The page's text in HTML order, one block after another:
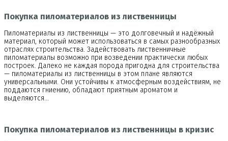
Покупка пиломатериалов из лиственницы
Пиломатериалы из лиственницы — это долговечный и надёжный
материал, который может использоваться в самых разнообразных
отраслях строительства. Задействовать лиственничные
пиломатериалы возможно при возведении практически любых
построек. Далеко не каждая порода пригодна для строительства
— пиломатериалы из лиственницы в этом плане являются
универсальными. Они устойчивы к атмосферным воздействиям, не
поддаются гниению, обладают приятным ароматом и
выделяются…
Покупка пиломатериалов из лиственницы в кризис